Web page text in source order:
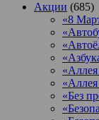
Акции (685)
«8
«Аллея
«Без